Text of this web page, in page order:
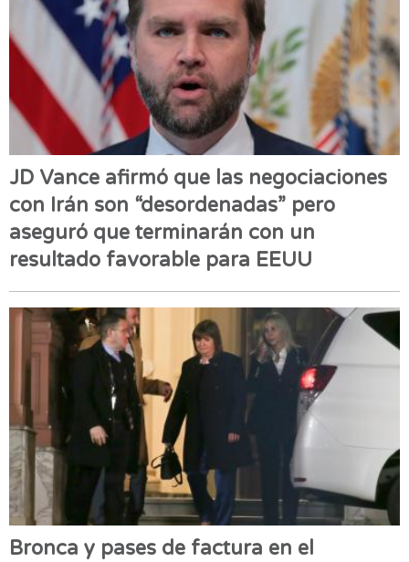
JD Vance afirmó que las negociaciones
con Irán son “desordenadas” pero
aseguró que terminarán con un
resultado favorable para EEUU
Bronca y pases de factura en el